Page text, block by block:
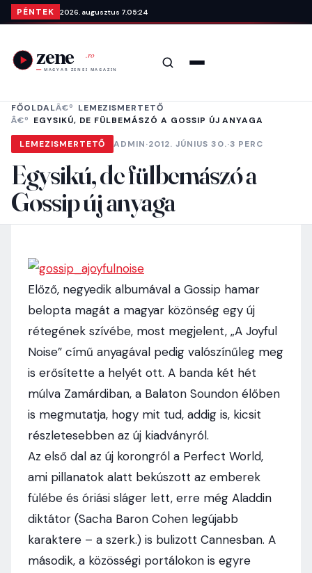
Ugrás a tartalomra
PÉNTEK 2026. augusztus 7.05:24
Keresés
FŐOLDAL
LEMEZISMERTETŐ
EGYSIKÚ, DE FÜLBEMÁSZÓ A GOSSIP ÚJ ANYAGA
LEMEZISMERTETŐ ADMIN·2012. JÚNIUS 30.·3 PERC
Egysikú, de fülbemászó a
Gossip új anyaga
Előző, negyedik albumával a Gossip hamar
belopta magát a magyar közönség egy új
rétegének szívébe, most megjelent, „A Joyful
Noise” című anyagával pedig valószínűleg meg
is erősítette a helyét ott. A banda két hét
múlva Zamárdiban, a Balaton Soundon élőben
is megmutatja, hogy mit tud, addig is, kicsit
részletesebben az új kiadványról.
Az első dal az új korongról a Perfect World,
ami pillanatok alatt bekúszott az emberek
fülébe és óriási sláger lett, erre még Aladdin
diktátor (Sacha Baron Cohen legújabb
karaktere – a szerk.) is bulizott Cannesban. A
második, a közösségi portálokon is egyre